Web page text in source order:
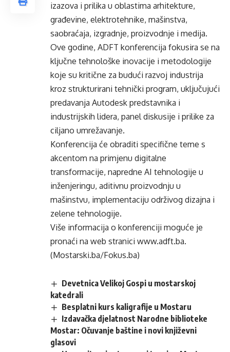
izazova i prilika u oblastima arhitekture,
građevine, elektrotehnike, mašinstva,
saobraćaja, izgradnje, proizvodnje i medija.
Ove godine, ADFT konferencija fokusira se na
ključne tehnološke inovacije i metodologije
koje su kritične za budući razvoj industrija
kroz strukturirani tehnički program, uključujući
predavanja Autodesk predstavnika i
industrijskih lidera, panel diskusije i prilike za
ciljano umrežavanje.
Konferencija će obraditi specifične teme s
akcentom na primjenu digitalne
transformacije, napredne AI tehnologije u
inženjeringu, aditivnu proizvodnju u
mašinstvu, implementaciju održivog dizajna i
zelene tehnologije.
Više informacija o konferenciji moguće je
pronaći na web stranici www.adft.ba.
(Mostarski.ba/Fokus.ba)
Devetnica Velikoj Gospi u mostarskoj
katedrali
Besplatni kurs kaligrafije u Mostaru
Izdavačka djelatnost Narodne biblioteke
Mostar: Očuvanje baštine i novi književni
glasovi